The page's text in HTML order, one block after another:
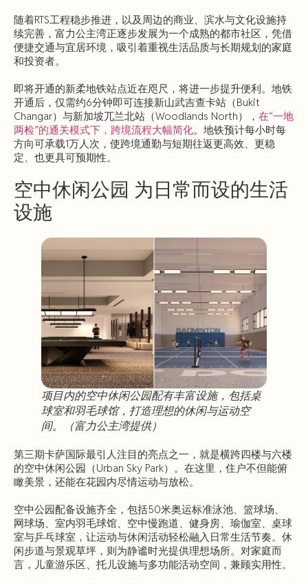
随着RTS工程稳步推进，以及周边的商业、滨水与文化设施持
续完善，富力公主湾正逐步发展为一个成熟的都市社区，凭借
便捷交通与宜居环境，吸引着重视生活品质与长期规划的家庭
和投资者。
即将开通的新柔地铁站点近在咫尺，将进一步提升便利。地铁
开通后，仅需约6分钟即可连接新山武吉查卡站（Bukit
Changar）与新加坡兀兰北站（Woodlands North）， 在“一地
两检”的通关模式下，跨境流程大幅简化。地铁预计每小时每
方向可承载1万人次，使跨境通勤与短期往返更高效、更稳
定、也更具可预期性。
空中休闲公园 为日常而设的生活
设施
项目内的空中休闲公园配有丰富设施，包括桌
球室和羽毛球馆，打造理想的休闲与运动空
间。（富力公主湾提供）
第三期卡萨国际最引人注目的亮点之一，就是横跨四楼与六楼
的空中休闲公园（Urban Sky Park）。在这里，住户不但能俯
瞰美景，还能在花园内尽情运动与放松。
空中公园配备设施齐全，包括50米奥运标准泳池、篮球场、
网球场、室内羽毛球馆、空中慢跑道、健身房、瑜伽室、桌球
室与乒乓球室，让运动与休闲活动轻松融入日常生活节奏。休
闲步道与景观草坪，则为静谧时光提供理想场所。对家庭而
言，儿童游乐区、托儿设施与多功能活动空间，兼顾实用性。